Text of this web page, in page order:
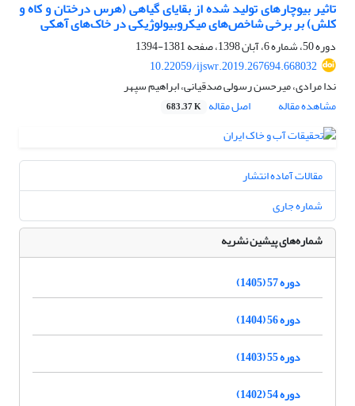
تاثیر بیوچارهای تولید شده از بقایای گیاهی (هرس درختان و کاه و
کلش) بر برخی شاخص‌های میکروبیولوژیکی در خاک‌های آهکی
دوره 50، شماره 6، آبان 1398، صفحه
1381-1394
10.22059/ijswr.2019.267694.668032
ندا مرادی، میرحسن رسولی صدقیانی، ابراهیم سپهر
مشاهده مقاله
اصل مقاله 683.37 K
مقالات آماده انتشار
شماره جاری
شماره‌های پیشین نشریه
دوره 57 (1405)
دوره 56 (1404)
دوره 55 (1403)
دوره 54 (1402)